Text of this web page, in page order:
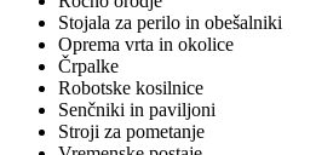
Stojala za perilo in obešalniki
Oprema vrta in okolice
Črpalke
Robotske kosilnice
Senčniki in paviljoni
Stroji za pometanje